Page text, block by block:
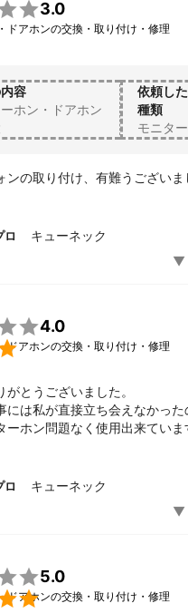
3.0
ドアホンの交換・取り付け・修理
容
ホン・ドアホン
依頼し
種類
モニタ
ンの取り付け、有難うございま
ロ キューネック
4.0
ドアホンの交換・取り付け・修理
がとうございました。
には私が直接立ち会えなかっ
ーホン問題なく使用出来ていま
ロ キューネック
5.0
ドアホンの交換・取り付け・修理